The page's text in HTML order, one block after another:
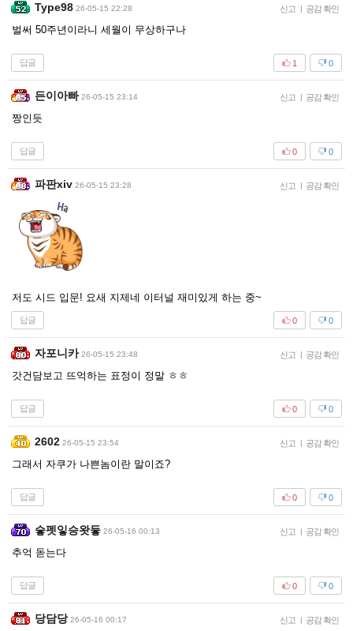
Type98 26-05-15 22:28 신고 | 공감 확인
벌써 50주년이라니 세월이 무상하구나
답글 0
1
든이아빠 26-05-15 23:14 신고 | 공감 확인
짱인듯
답글 0
0
파판xiv 26-05-15 23:28 신고 | 공감 확인
저도 시드 입문! 요새 지제네 이터널 재미있게 하는 중~
답글 0
0
자포니카 26-05-15 23:48 신고 | 공감 확인
갓건담보고 뜨억하는 표정이 정말 ㅎㅎ
답글 0
0
2602 26-05-15 23:54 신고 | 공감 확인
그래서 자쿠가 나쁜놈이란 말이죠?
답글 0
0
슿펫잏승왓듷 26-05-16 00:13 신고 | 공감 확인
추억 돋는다
답글 0
0
당담당 26-05-16 00:17 신고 | 공감 확인